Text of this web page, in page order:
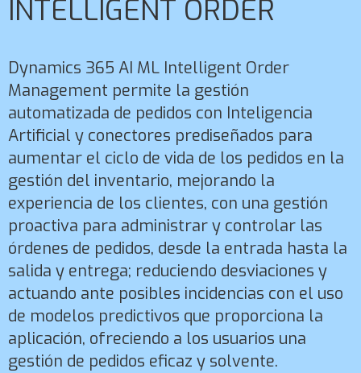
INTELLIGENT ORDER
Dynamics 365 AI ML Intelligent Order
Management permite la gestión
automatizada de pedidos con Inteligencia
Artificial y conectores prediseñados para
aumentar el ciclo de vida de los pedidos en la
gestión del inventario, mejorando la
experiencia de los clientes, con una gestión
proactiva para administrar y controlar las
órdenes de pedidos, desde la entrada hasta la
salida y entrega; reduciendo desviaciones y
actuando ante posibles incidencias con el uso
de modelos predictivos que proporciona la
aplicación, ofreciendo a los usuarios una
gestión de pedidos eficaz y solvente.